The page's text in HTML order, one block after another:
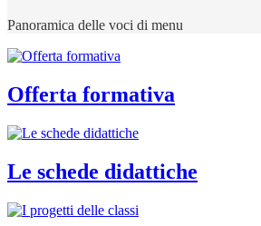
Panoramica delle voci di menu
Offerta formativa
Le schede didattiche